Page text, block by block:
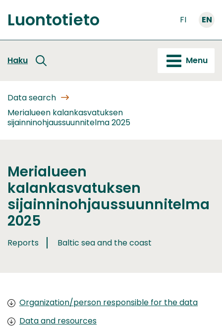
to
content
Front
Luontotieto FI EN
Haku Menu
Data search
Merialueen kalankasvatuksen
sijainninohjaussuunnitelma 2025
Merialueen
kalankasvatuksen
sijainninohjaussuunnitelma
2025
Reports Baltic sea and the coast
Organization/person responsible for the data
Data and resources